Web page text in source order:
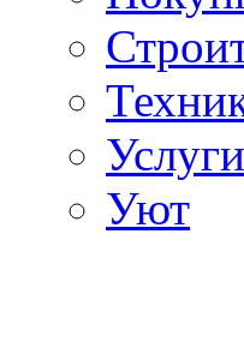
Услуги
Уют